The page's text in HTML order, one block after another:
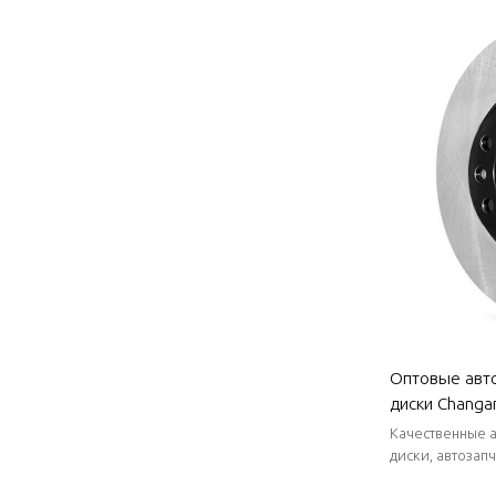
Оптовые
диски
малошумный,
Качественные
диски,